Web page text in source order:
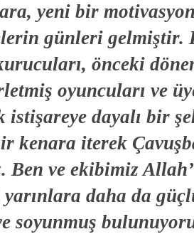
yeni bir
günleri gelmiştir.
önceki
oyuncuları ve
istişareye dayalı bir
kenara iterek
Ben ve ekibimiz
daha da
soyunmuş